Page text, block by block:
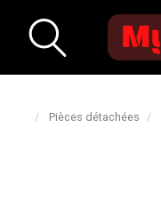
Pièces détachées